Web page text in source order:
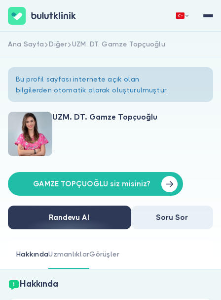
Hakkımızda
Doktorlar için
Doktor musunuz?
Hemen Kaydol Giriş Yap
Ana Sayfa Diğer UZM. DT. Gamze Topçuoğlu
Bu profil sayfası internete açık olan
bilgilerden otomatik olarak oluşturulmuştur.
UZM. DT. Gamze Topçuoğlu
GAMZE TOPÇUOĞLU siz misiniz?
Randevu Al Soru Sor
HakkındaUzmanlıklarGörüşler
Hakkında